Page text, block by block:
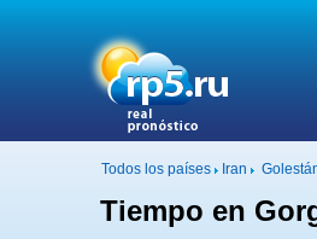
Todos los países Iran
Tiempo en